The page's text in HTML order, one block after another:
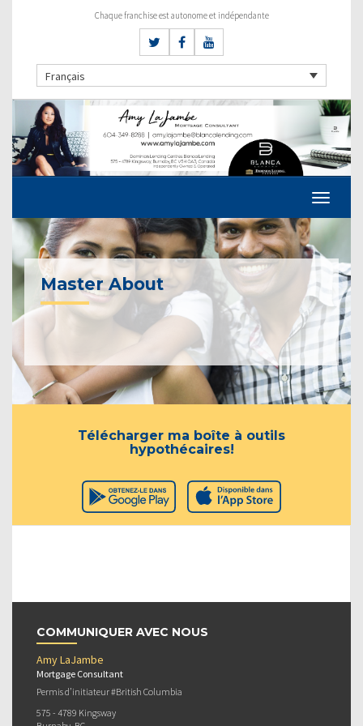
Chaque franchise est autonome et indépendante
Français
Master About
Télécharger ma boîte à outils
hypothécaires!
COMMUNIQUER AVEC NOUS
Amy LaJambe
Mortgage Consultant
Permis d’initiateur #British Columbia
575 - 4789 Kingsway